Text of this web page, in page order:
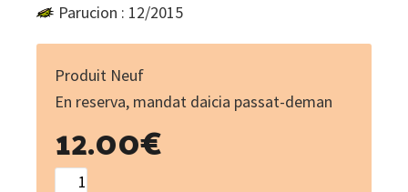
Parucion : 12/2015
Produit Neuf
En reserva, mandat daicia passat-deman
12.00€
Chants